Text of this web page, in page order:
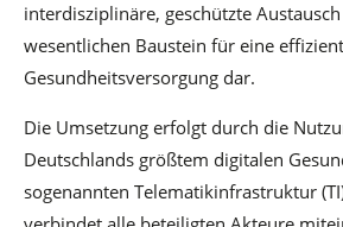
interdisziplinäre, geschützte
wesentlichen Baustein für eine
Gesundheitsversorgung dar.
Die Umsetzung erfolgt durch die
Deutschlands größtem digitalen
sogenannten Telematikinfrastruktur